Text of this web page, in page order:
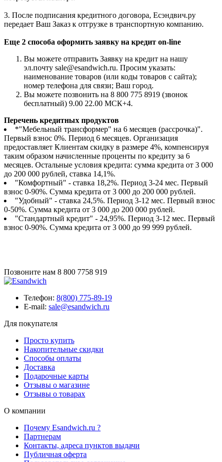
3. После подписания кредитного договора, Есэндвич.ру
передает Ваш Заказ к отгрузке в транспортную компанию.
Еще 2 способа оформить заявку на кредит on-line
Вы можете отправить Заявку на кредит на нашу
эл.почту sale@esandwich.ru. Просим указать:
наименование товаров (или коды товаров с сайта);
номер телефона для связи; Ваш город.
Вы можете позвонить на 8 800 775 8919 (звонок
бесплатный) 9.00 22.00 МСК+4.
Перечень кредитных продуктов
*"Мебельный трансформер" на 6 месяцев (рассрочка)".
Первый взнос 0%. Период 6 месяцев. Организация
предоставляет Клиентам скидку в размере 4%, компенсируя
таким образом начисленные проценты по кредиту за 6
месяцев. Остальные условия кредита: сумма кредита от 3 000
до 200 000 рублей, ставка 14,1%.
"Комфортный" - ставка 18,2%. Период 3-24 мес. Первый
взнос 0-90%. Сумма кредита от 3 000 до 200 000 рублей.
"Удобный" - ставка 24,5%. Период 3-12 мес. Первый взнос
0-50%. Сумма кредита от 3 000 до 200 000 рублей.
"Стандартный кредит" - 24,95%. Период 3-12 мес. Первый
взнос 0-90%. Сумма кредита от 3 000 до 99 999 рублей.
Позвоните нам 8 800 7758 919
Телефон: 8(800) 775-89-19
E-mail: sale@esandwich.ru
Для покупателя
Просто купить
Накопительные скидки
Способы оплаты
Доставка
Подарочные карты
Отзывы о магазине
Отзывы о товарах
О компании
Почему Esandwich.ru ?
Партнерам
Контакты, адреса пунктов выдачи
Публичная оферта